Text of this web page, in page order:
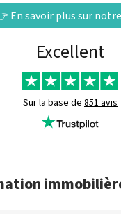
En savoir plus sur
Excellent
Sur la base de 851 avis